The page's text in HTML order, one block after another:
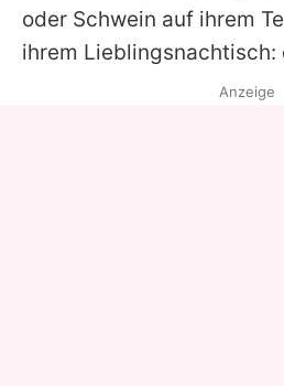
oder Schwein auf ihrem
ihrem Lieblingsnachtisch:
Anzeige